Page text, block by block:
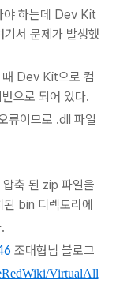
야 하는데 Dev Kit
서 문제가 발생했
때 Dev Kit으로 컴
으로 되어 있다.
류이므로 .dll 파일
축 된 zip 파일을
bin 디렉토리에
조대협님 블로그
VirtualAll